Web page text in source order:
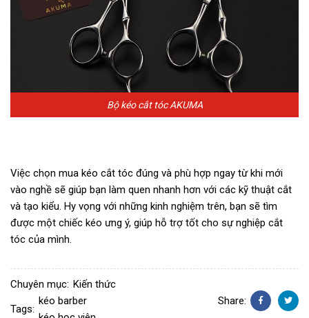
Bộ kéo cắt tóc AKUMA
Việc chọn mua kéo cắt tóc đúng và phù hợp ngay từ khi mới
vào nghề sẽ giúp bạn làm quen nhanh hơn với các kỹ thuật cắt
và tạo kiểu. Hy vọng với những kinh nghiệm trên, bạn sẽ tìm
được một chiếc kéo ưng ý, giúp hỗ trợ tốt cho sự nghiệp cắt
tóc của mình.
Chuyên mục: Kiến thức
Tags:
kéo barber
Share: